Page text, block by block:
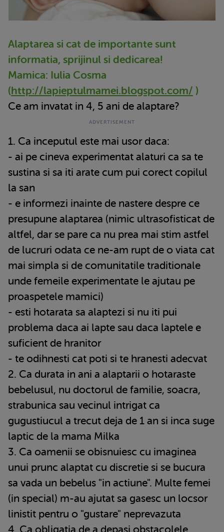
Alaptarea si cat de importante sunt
informatia, sprijinul si dedicarea!
Mamica: Iulia Cosma
(http://lapieptulmamei.blogspot.com/ )
Ce am invatat in 4, 5 ani de alaptare?
1. Ca inceputul este mai usor daca:
- ai pe cineva experimentat alaturi ca sa te
sustina si sa iti arate cum pui corect copilul
la san
- e informezi inainte de nastere despre ce
presupune alaptarea (nimic ultrasofisticat de
altfel, dar se pare ca nu prea mai stim astfel
de lucruri odata ce ne-am rupt de o viata cat
mai simpla si de comunitatile traditionale
unde femeile experimentate le ajutau pe
proaspetele mamici)
- esti hotarata sa alaptezi si nu iti pui
problema daca ai lapte sau daca laptele e
suficient de hranitor
- te odihnesti cat poti si te hranesti adecvat
2. Ca durata in ani a alaptarii o hotaraste
bebelusul, nu doctorul de familie, soacra,
strabunica sau vecinul intrigat ca
gugustiucul a trecut deja de 1 an si inca suge
laptic de la mama Milka
3. Ca oamenii se obisnuiesc cu imaginea
unui prunc alaptat cu discretie si se bucura
sa vada un bebelus "in actiune". Multe femei
(in special) m-au ajutat sa gasesc un locsor
linistit pentru o "gustare" neprevazuta
4. Ca obligatia de a depasi obstacolele